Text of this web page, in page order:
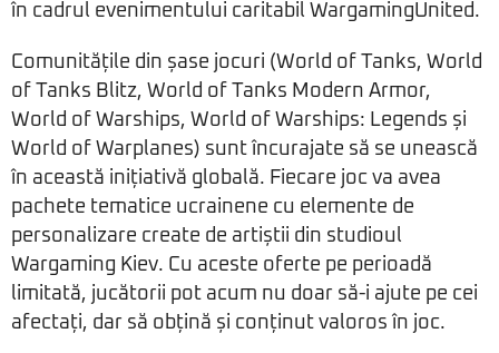
în cadrul evenimentului caritabil WargamingUnited.
Comunitățile din șase jocuri (World of Tanks, World
of Tanks Blitz, World of Tanks Modern Armor,
World of Warships, World of Warships: Legends și
World of Warplanes) sunt încurajate să se unească
în această inițiativă globală. Fiecare joc va avea
pachete tematice ucrainene cu elemente de
personalizare create de artiștii din studioul
Wargaming Kiev. Cu aceste oferte pe perioadă
limitată, jucătorii pot acum nu doar să-i ajute pe cei
afectați, dar să obțină și conținut valoros în joc.